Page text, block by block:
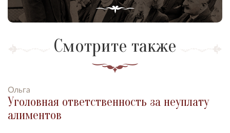
Смотрите также
Ольга
Уголовная ответственность за неуплату
алиментов